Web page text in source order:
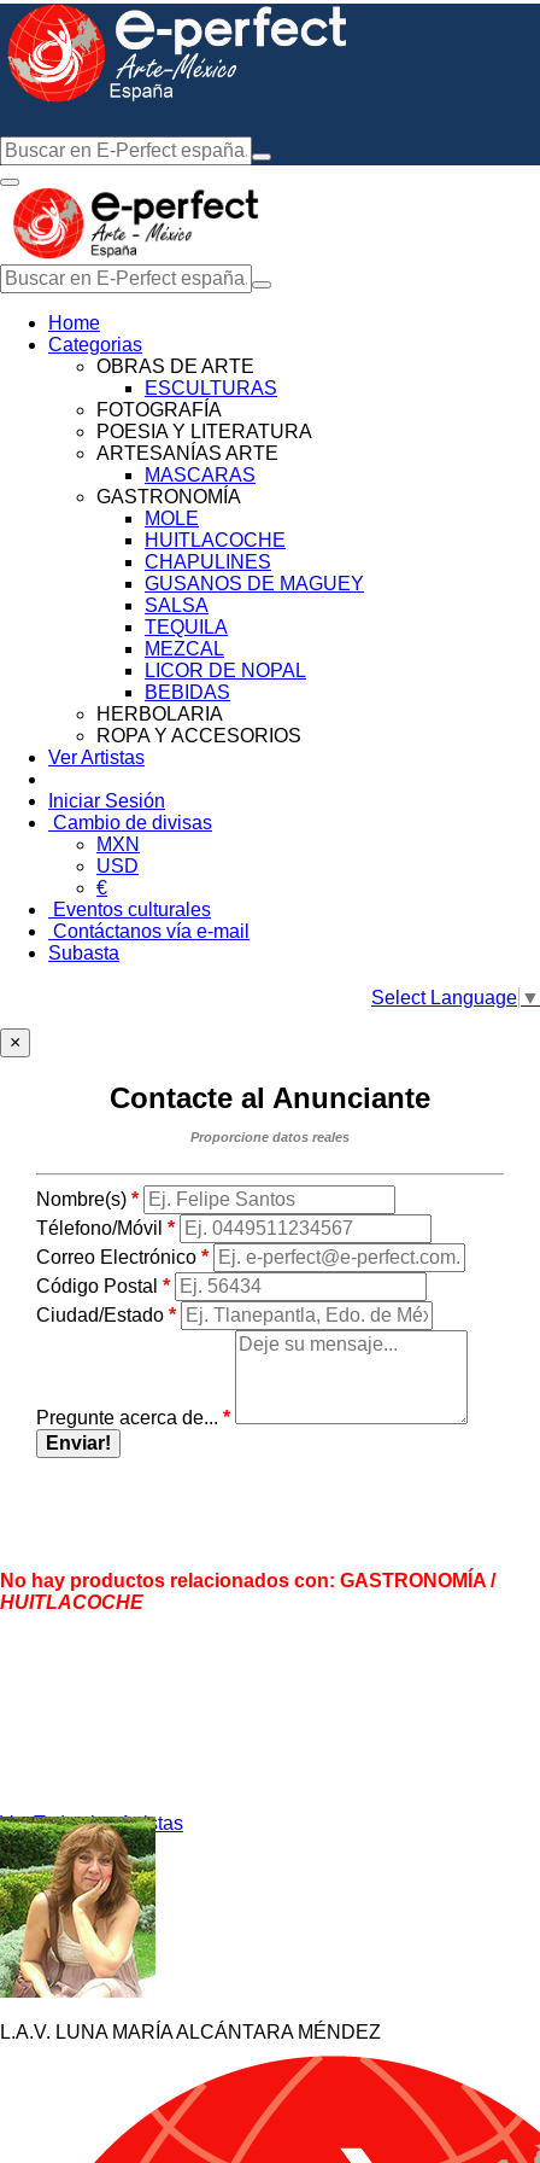
Home
Categorias
OBRAS DE ARTE
ESCULTURAS
FOTOGRAFÍA
POESIA Y LITERATURA
ARTESANÍAS ARTE
MASCARAS
GASTRONOMÍA
MOLE
HUITLACOCHE
CHAPULINES
GUSANOS DE MAGUEY
SALSA
TEQUILA
MEZCAL
LICOR DE NOPAL
BEBIDAS
HERBOLARIA
ROPA Y ACCESORIOS
Ver Artistas
Iniciar Sesión
Cambio de divisas
MXN
USD
€
Eventos culturales
Contáctanos vía e-mail
Subasta
Select Language ▼
×
Contacte al Anunciante
Proporcione datos reales
Nombre(s) *
Télefono/Móvil *
Correo Electrónico *
Código Postal *
Ciudad/Estado *
Pregunte acerca de... *
Enviar!
No hay productos relacionados con: GASTRONOMÍA /
HUITLACOCHE
Ver Todos los Artistas
L.A.V. LUNA MARÍA ALCÁNTARA MÉNDEZ